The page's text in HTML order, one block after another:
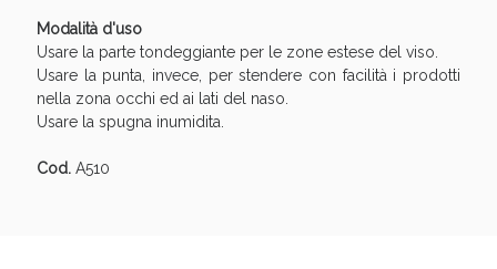
Modalità d'uso
Usare la parte tondeggiante per le zone estese del viso.
Usare la punta, invece, per stendere con facilità i prodotti
nella zona occhi ed ai lati del naso.
Usare la spugna inumidita.
Cod.A510
Vie Urinarie e Prostata: Sconti fino al 45% oggi!